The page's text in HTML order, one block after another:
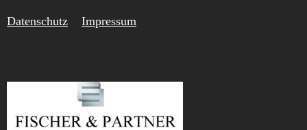
Datenschutz Impressum